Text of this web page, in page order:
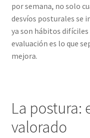
por semana, no solo
desvíos posturales se
ya son hábitos
evaluación es lo que
mejora.
La postura:
valorado